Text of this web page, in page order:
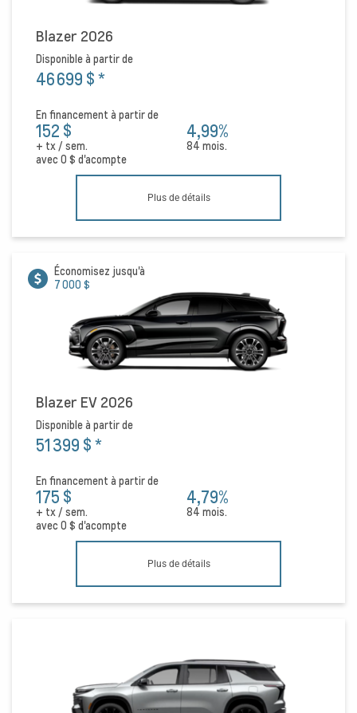
Blazer 2026
Disponible à partir de
46 699 $*
En financement à partir de
152 $
+ tx / sem.
4,99%
84 mois.
avec0 $ d'acompte
Plus de détails
Économisez jusqu'à
7 000 $
Blazer EV 2026
Disponible à partir de
51 399 $*
En financement à partir de
175 $
+ tx / sem.
4,79%
84 mois.
avec0 $ d'acompte
Plus de détails